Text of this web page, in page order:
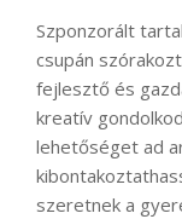
Szponzorált
csupán
fejlesztő és
kreatív
lehetőséget ad
szeretnek a